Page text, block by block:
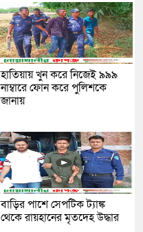
হাতিয়ায় খুন করে নিজেই ৯৯৯
নাম্বারে ফোন করে পুলিশকে
জানায়
বাড়ির পাশে সেপটিক ট্যাঙ্ক
থেকে রায়হানের মৃতদেহ উদ্ধার